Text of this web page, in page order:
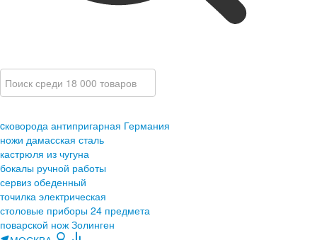
cковорода антипригарная Германия
ножи дамасская сталь
кастрюля из чугуна
бокалы ручной работы
сервиз обеденный
точилка электрическая
столовые приборы 24 предмета
поварской нож Золинген